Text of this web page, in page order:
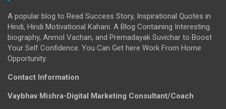
A popular blog to Read Success Story, Inspirational Quotes in
Hindi, Hindi Motivational Kahani. A Blog Containing Interesting
biography, Anmol Vachan, and Prernadayak Suvichar to Boost
Your Self Confidence. You Can Get here Work From Home
Opportunity.
Contact Information
Vaybhav Mishra-Digital Marketing Consultant/Coach